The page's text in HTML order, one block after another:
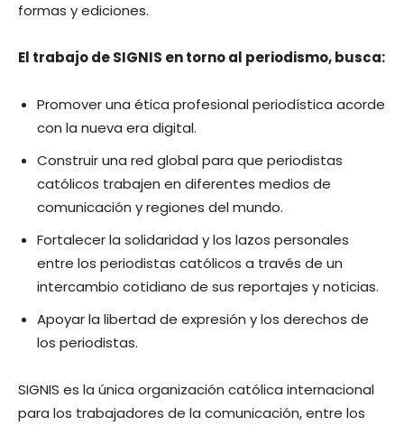
formas y ediciones.
El trabajo de SIGNIS en torno al periodismo, busca:
Promover una ética profesional periodística acorde
con la nueva era digital.
Construir una red global para que periodistas
católicos trabajen en diferentes medios de
comunicación y regiones del mundo.
Fortalecer la solidaridad y los lazos personales
entre los periodistas católicos a través de un
intercambio cotidiano de sus reportajes y noticias.
Apoyar la libertad de expresión y los derechos de
los periodistas.
SIGNIS es la única organización católica internacional
para los trabajadores de la comunicación, entre los